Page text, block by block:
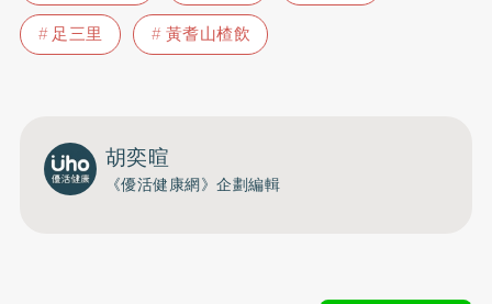
足三里
黃耆山楂飲
胡奕暄
《優活健康網》企劃編輯